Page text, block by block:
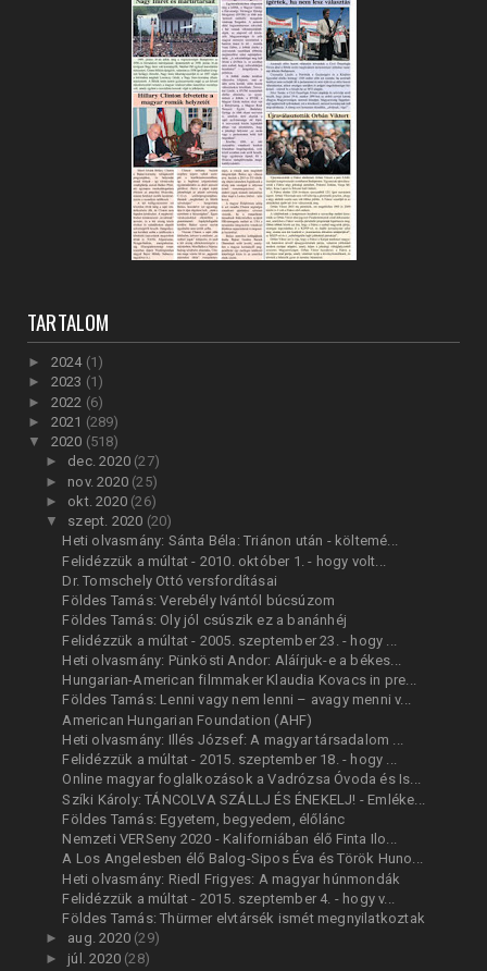
TARTALOM
► 2024 (1)
► 2023 (1)
► 2022 (6)
► 2021 (289)
▼ 2020 (518)
► dec. 2020 (27)
► nov. 2020 (25)
► okt. 2020 (26)
▼ szept. 2020 (20)
Heti olvasmány: Sánta Béla: Triánon után - költemé...
Felidézzük a múltat - 2010. október 1. - hogy volt...
Dr. Tomschely Ottó versfordításai
Földes Tamás: Verebély Ivántól búcsúzom
Földes Tamás: Oly jól csúszik ez a banánhéj
Felidézzük a múltat - 2005. szeptember 23. - hogy ...
Heti olvasmány: Pünkösti Andor: Aláírjuk-e a békes...
Hungarian-American filmmaker Klaudia Kovacs in pre...
Földes Tamás: Lenni vagy nem lenni – avagy menni v...
American Hungarian Foundation (AHF)
Heti olvasmány: Illés József: A magyar társadalom ...
Felidézzük a múltat - 2015. szeptember 18. - hogy ...
Online magyar foglalkozások a Vadrózsa Óvoda és Is...
Szíki Károly: TÁNCOLVA SZÁLLJ ÉS ÉNEKELJ! - Emléke...
Földes Tamás: Egyetem, begyedem, élőlánc
Nemzeti VERSeny 2020 - Kaliforniában élő Finta Ilo...
A Los Angelesben élő Balog-Sipos Éva és Török Huno...
Heti olvasmány: Riedl Frigyes: A magyar húnmondák
Felidézzük a múltat - 2015. szeptember 4. - hogy v...
Földes Tamás: Thürmer elvtársék ismét megnyilatkoztak
► aug. 2020 (29)
► júl. 2020 (28)